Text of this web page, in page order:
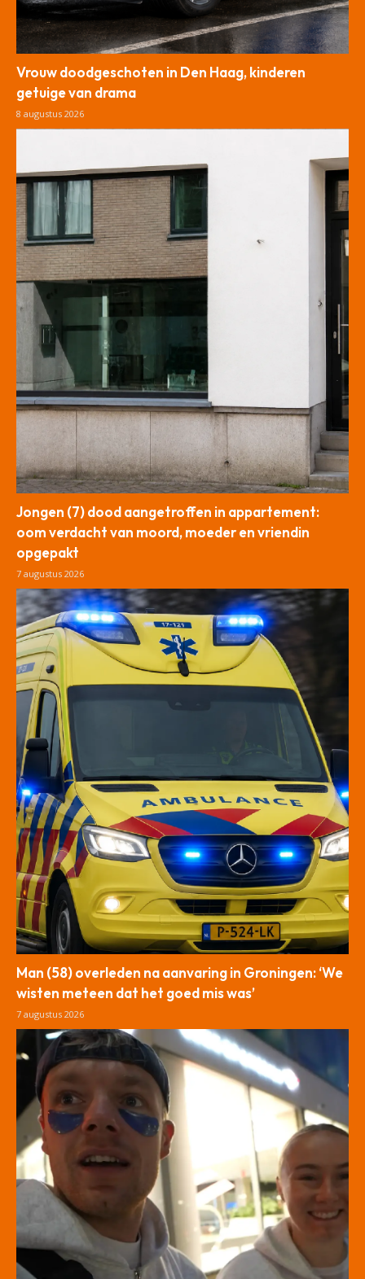
Vrouw doodgeschoten in Den Haag, kinderen
getuige van drama
8 augustus 2026
Jongen (7) dood aangetroffen in appartement:
oom verdacht van moord, moeder en vriendin
opgepakt
7 augustus 2026
Man (58) overleden na aanvaring in Groningen: ‘We
wisten meteen dat het goed mis was’
7 augustus 2026